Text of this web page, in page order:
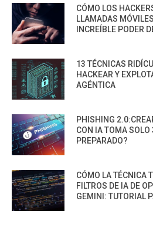
CÓMO LOS
LLAMADAS
INCREÍBLE PODER
13 TÉCNICAS
HACKEAR Y
AGÉNTICA
PHISHING
CON IA TOMA
PREPARADO?
CÓMO LA TÉCNICA
FILTROS DE IA DE
GEMINI: TUTORIAL